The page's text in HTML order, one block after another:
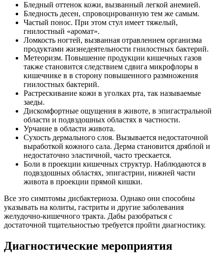
Бледный оттенок кожи, вызванный легкой анемией.
Бледность десен, спровоцированную тем же самым.
Частый понос. При этом стул имеет тяжелый,
гнилостный «аромат».
Ломкость ногтей, вызванная отравлением организма
продуктами жизнедеятельности гнилостных бактерий.
Метеоризм. Повышение продукции кишечных газов
также становится следствием сдвига микрофлоры в
кишечнике в в сторону повышенного размножения
гнилостных бактерий.
Растрескивание кожи в уголках рта, так называемые
заеды.
Дискомфортные ощущения в животе, в эпигастральной
области и подвздошных областях в частности.
Урчание в области живота.
Сухость дермального слоя. Вызывается недостаточной
выработкой кожного сала. Дерма становится дряблой и
недостаточно эластичной, часто трескается.
Боли в проекции кишечных структур. Наблюдаются в
подвздошных областях, эпигастрии, нижней части
живота в проекции прямой кишки.
Все это симптомы дисбактериоза. Однако они способны
указывать на колиты, гастриты и другие заболевания
желудочно-кишечного тракта. Дабы разобраться с
достаточной тщательностью требуется пройти диагностику.
Диагностические мероприятия